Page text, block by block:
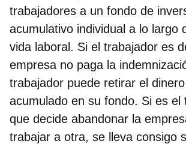
trabajadores a un fondo de
acumulativo individual a lo largo
vida laboral. Si el trabajador es
empresa no paga la
trabajador puede retirar el
acumulado en su fondo. Si es el
que decide abandonar la
trabajar a otra, se lleva consigo